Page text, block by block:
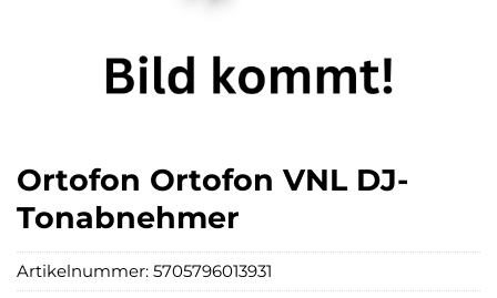
Ortofon Ortofon VNL DJ-
Tonabnehmer
Artikelnummer: 5705796013931